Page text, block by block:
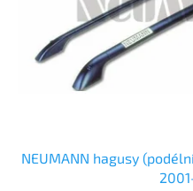
NEUMANN hagusy